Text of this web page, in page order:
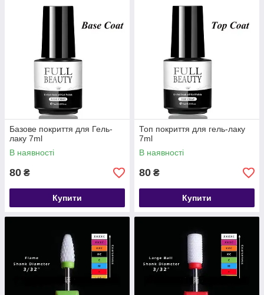
Базове покриття для Гель-
лаку 7ml
В наявності
80 ₴
Купити
Топ покриття для гель-лаку
7ml
В наявності
80 ₴
Купити